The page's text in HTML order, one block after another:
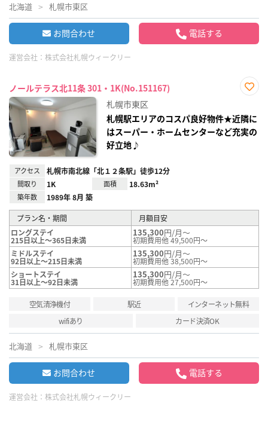
北海道 札幌市東区
お問合わせ 電話する
運営会社： 株式会社札幌ウィークリー
ノールテラス北11条 301・1K(No.151167)
り登
録
札幌市東区
札幌駅エリアのコスパ良好物件★近隣に
はスーパー・ホームセンターなど充実の
好立地♪
アクセス 札幌市南北線「北１２条駅」徒歩12分
間取り 1K 面積 18.63m²
築年数 1989年 8月 築
プラン名・期間
月額目安
ロングステイ
215日以上～365日未満
135,300円/月～
初期費用他 49,500円～
ミドルステイ
92日以上～215日未満
135,300円/月～
初期費用他 38,500円～
ショートステイ
31日以上～92日未満
135,300円/月～
初期費用他 27,500円～
空気清浄機付 駅近
インターネット無料
wifiあり
カード決済OK
北海道 札幌市東区
お問合わせ 電話する
運営会社： 株式会社札幌ウィークリー